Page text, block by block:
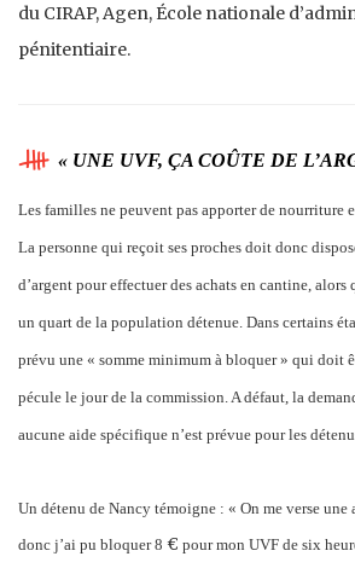
du CIRAP, Agen, École nationale
pénitentiaire.
« UNE UVF, ÇA COÛTE DE
Les familles ne peuvent pas apporter de nourriture
La personne qui reçoit ses proches doit donc
d’argent pour effectuer des achats en cantine,
un quart de la population détenue. Dans certains
prévu une « somme minimum à bloquer » qui doit
pécule le jour de la commission. A défaut, la
aucune aide spécifique n’est prévue pour les
Un détenu de Nancy témoigne : « On me verse une
donc j’ai pu bloquer 8 € pour mon UVF de six